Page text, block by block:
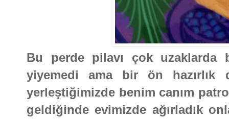
Bu perde pilavı çok uzaklarda
yiyemedi ama bir ön hazırlık
yerleştiğimizde benim canım
geldiğinde evimizde ağırladık